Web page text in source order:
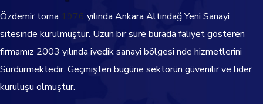
Özdemir torna 1976 yılında Ankara Altındağ Yeni Sanayi
sitesinde kurulmuştur. Uzun bir süre burada faliyet gösteren
firmamız 2003 yılında ivedik sanayi bölgesi nde hizmetlerini
Sürdürmektedir. Geçmişten bugüne sektörün güvenilir ve lider
kuruluşu olmuştur.